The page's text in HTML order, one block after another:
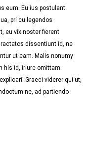
eum. Eu ius postulant
pri cu legendos
eu vix noster fierent
dissentiunt id, ne
ut eam. Malis nonumy
his id, iriure omittam
Graeci viderer qui ut,
ne, ad partiendo